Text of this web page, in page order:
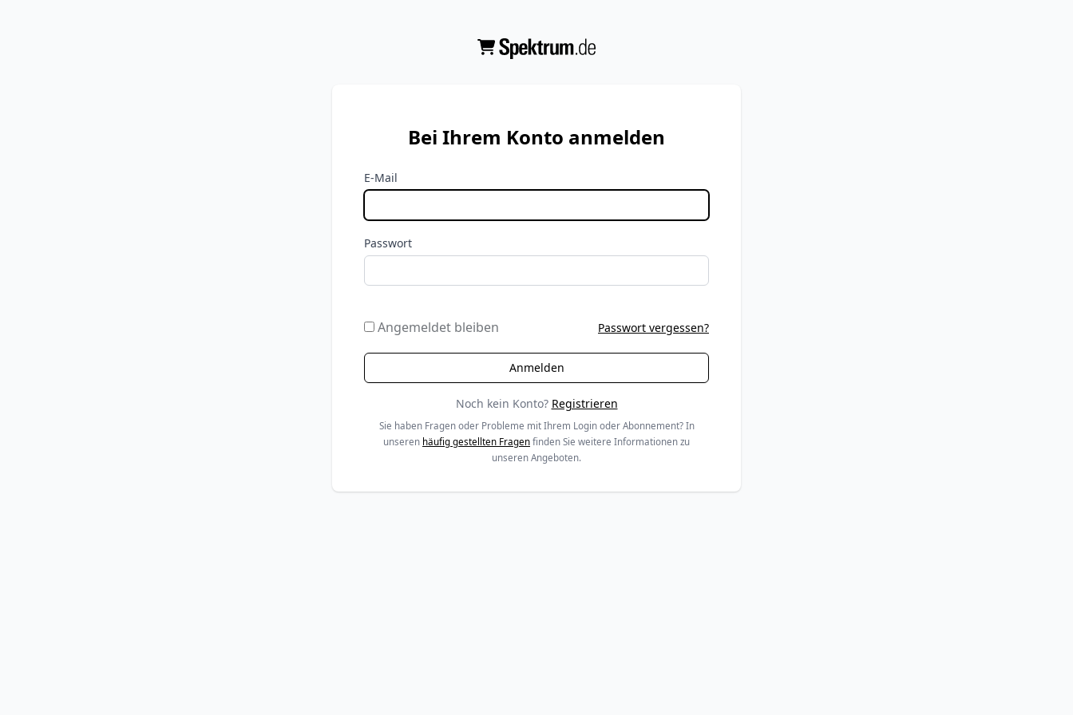
Bei Ihrem Konto anmelden
E-Mail
Passwort
Angemeldet bleiben Passwort vergessen?
Noch kein Konto? Registrieren
Sie haben Fragen oder Probleme mit Ihrem Login oder Abonnement? In
unseren häufig gestellten Fragen finden Sie weitere Informationen zu
unseren Angeboten.